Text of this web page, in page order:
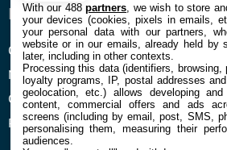
ENTREPRISE
Qui sommes nous
Mentions légales et CGU
Confidentialité et Cookies
Préférences cookies
À
La
Contact
With our 488partners , we wish to store
your devices (cookies, pixels in emails,
your personal data with our partners,
website or in our emails, already held by
later, including in other contexts.
Processing this data (identifiers, browsing,
loyalty programs, IP, postal addresses
geolocation, etc.) allows developing
content, commercial offers and ads
screens (including by email, post, SMS,
personalising them, measuring their
audiences.